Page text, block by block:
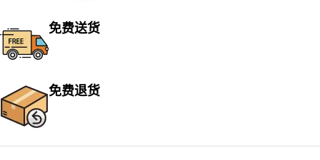
免费送货
免费退货